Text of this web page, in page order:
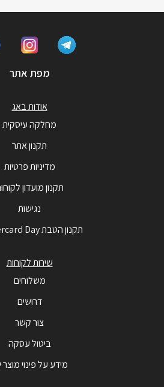
מפת אתר
אודות באג
מחלקה עיסקית
תקנון אתר
מדיניות פרטיות
תקנון מועדון
נגישות
תקנון הטבת Mastercard Day
שירות לקוחות
משלוחים
דרושים
צור קשר
ביטול עסקה
מידע על פינוי מוצר